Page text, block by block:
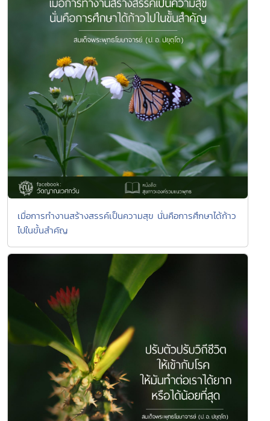
เมื่อการทำงานสร้างสรรค์เป็นความสุข นั่นคือการศึกษาได้ก้าว
ไปในขั้นสำคัญ